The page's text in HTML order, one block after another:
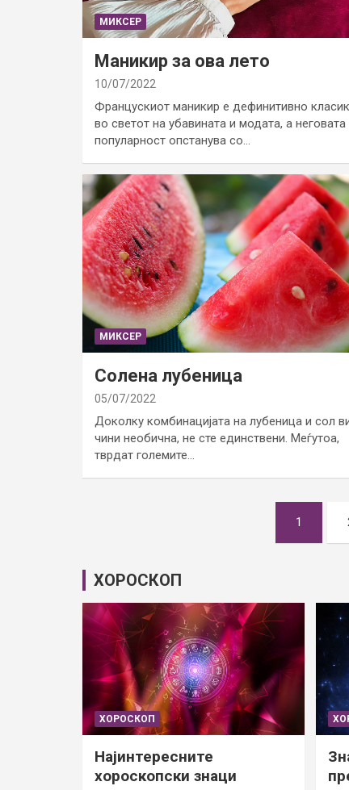
МИКСЕР
Маникир за ова лето
10/07/2022
Францускиот маникир е дефинитивно
во светот на убавината и модата, а неговата
популарност опстанува со…
МИКСЕР
Солена лубеница
05/07/2022
Доколку комбинацијата на лубеница и сол
чини необична, не сте единствени. Меѓутоа,
тврдат големите…
1
ХОРОСКОП
ХОРОСКОП
Најинтересните
хороскопски знаци